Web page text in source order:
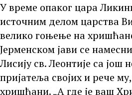
У време опаког цара
источним делом царства
велико гоњење на
Јерменском јави се
Лисију св. Леонтије са још
пријатеља својих и рече
хришћани. „А где је ваш